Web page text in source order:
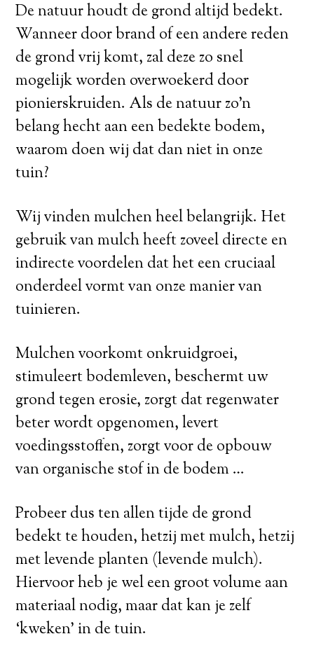
De natuur houdt de grond altijd bedekt.
Wanneer door brand of een andere reden
de grond vrij komt, zal deze zo snel
mogelijk worden overwoekerd door
pionierskruiden. Als de natuur zo’n
belang hecht aan een bedekte bodem,
waarom doen wij dat dan niet in onze
tuin?
Wij vinden mulchen heel belangrijk. Het
gebruik van mulch heeft zoveel directe en
indirecte voordelen dat het een cruciaal
onderdeel vormt van onze manier van
tuinieren.
Mulchen voorkomt onkruidgroei,
stimuleert bodemleven, beschermt uw
grond tegen erosie, zorgt dat regenwater
beter wordt opgenomen, levert
voedingsstoffen, zorgt voor de opbouw
van organische stof in de bodem …
Probeer dus ten allen tijde de grond
bedekt te houden, hetzij met mulch, hetzij
met levende planten (levende mulch).
Hiervoor heb je wel een groot volume aan
materiaal nodig, maar dat kan je zelf
‘kweken’ in de tuin.